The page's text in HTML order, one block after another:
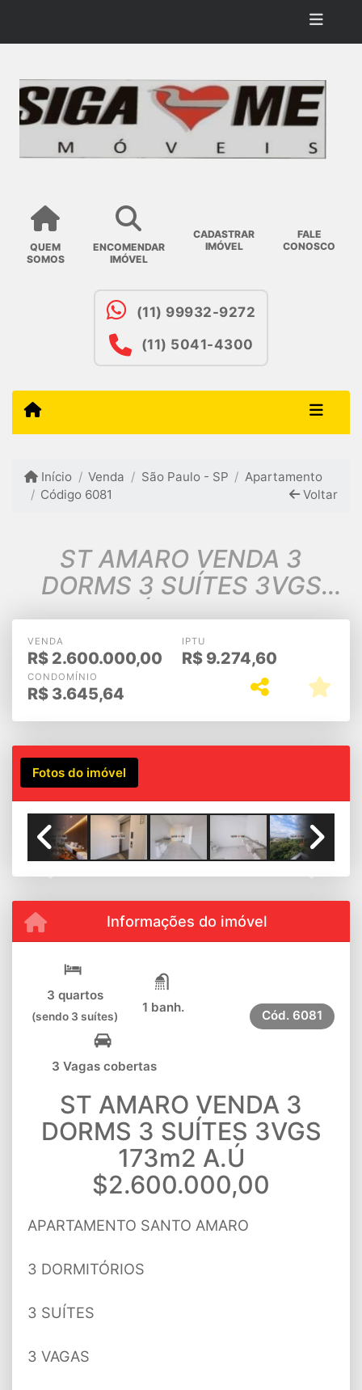
QUEM
SOMOS
ENCOMENDAR
IMÓVEL
CADASTRAR
IMÓVEL
FALE
CONOSCO
(11) 99932-9272
(11) 5041-4300
Início Venda São Paulo - SP
Apartamento
Código 6081
Voltar
ST AMARO VENDA 3
DORMS 3 SUÍTES 3VGS
173m2 A.Ú $2.600.000,00
VENDA
R$ 2.600.000,00
IPTU
R$ 9.274,60
CONDOMÍNIO
R$ 3.645,64
Fotos do imóvel
Informações do imóvel
3 quartos
(sendo 3 suítes)
1 banh.
3 Vagas cobertas
Cód. 6081
ST AMARO VENDA 3
DORMS 3 SUÍTES 3VGS
173m2 A.Ú
$2.600.000,00
APARTAMENTO SANTO AMARO
3 DORMITÓRIOS
3 SUÍTES
3 VAGAS